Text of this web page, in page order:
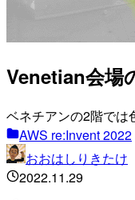
Venetian会場
ベネチアンの2階では
AWS re:Invent 2022
おおはしりきたけ
2022.11.29